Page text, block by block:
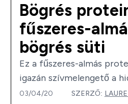
Bögrés
fűszeres-
bögrés süti
Ez a fűszeres-almás
igazán szívmelengető a
03/04/20 SZERZŐ: